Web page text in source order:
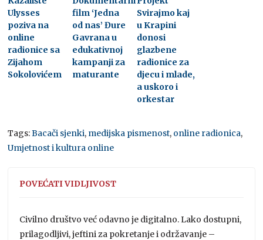
Ulysses
poziva na
online
radionice sa
Zijahom
Sokolovićem
film ‘Jedna
od nas’ Đure
Gavrana u
edukativnoj
kampanji za
maturante
Svirajmo kaj
u Krapini
donosi
glazbene
radionice za
djecu i mlade,
a uskoro i
orkestar
Tags:Bacači sjenki, medijska pismenost, online radionica,
Umjetnost i kultura online
POVEĆATI VIDLJIVOST
Civilno društvo već odavno je digitalno. Lako dostupni,
prilagodljivi, jeftini za pokretanje i održavanje –